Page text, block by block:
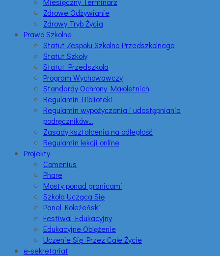
Zdrowe Odżywianie
Zdrowy Tryb Życia
Prawo Szkolne
Statut Zespołu Szkolno-Przedszkolnego
Statut Szkoły
Statut Przedszkola
Program Wychowawczy
Standardy Ochrony Małoletnich
Regulamin Biblioteki
Regulamin wypożyczania i udostępniania
podręczników…
Zasady kształcenia na odległość
Regulamin lekcji online
Projekty
Comenius
Phare
Mosty ponad granicami
Szkoła Ucząca Się
Panel Koleżeński
Festiwal Edukacyjny
Edukacyjne Oblężenie
Uczenie Się Przez Całe Życie
e-sekretariat